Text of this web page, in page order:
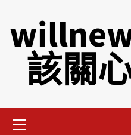
該關